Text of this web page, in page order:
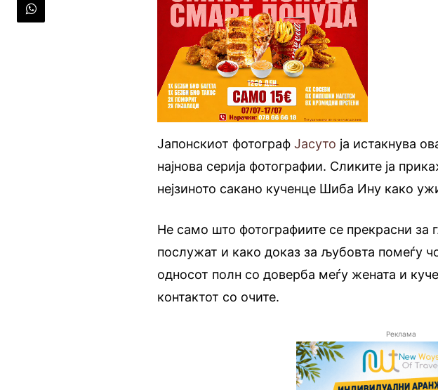
Јапонскиот фотографЈасуто ја истакнува
најнова серија фотографии. Сликите ја
нејзиното сакано кученце Шиба Ину како
Не само што фотографиите се прекрасни за
послужат и како доказ за љубовта помеѓу
односот полн со доверба меѓу жената и
контактот со очите.
Реклама